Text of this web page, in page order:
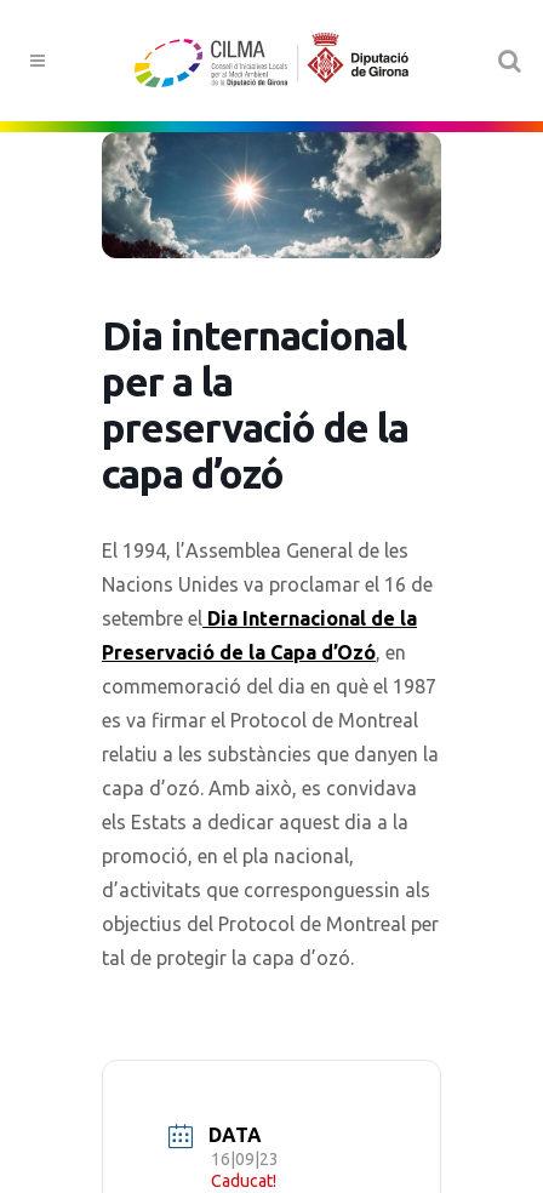
Dia internacional
per a la
preservació de la
capa d’ozó
El 1994, l’Assemblea General de les
Nacions Unides va proclamar el 16 de
setembre el Dia Internacional de la
Preservació de la Capa d’Ozó, en
commemoració del dia en què el 1987
es va firmar el Protocol de Montreal
relatiu a les substàncies que danyen la
capa d’ozó. Amb això, es convidava
els Estats a dedicar aquest dia a la
promoció, en el pla nacional,
d’activitats que corresponguessin als
objectius del Protocol de Montreal per
tal de protegir la capa d’ozó.
DATA
16|09|23
Caducat!